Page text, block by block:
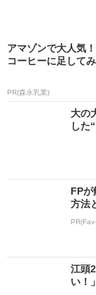
アマゾンで大人気
コーヒーに足して
PR(森永乳業)
大の
した
FP
方法
江頭
い！